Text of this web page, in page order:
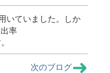
いていました。しか
率
次のブログ